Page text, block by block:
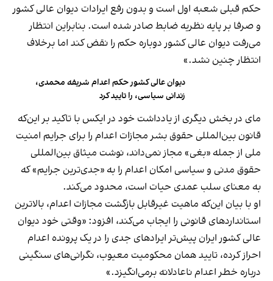
حکم قبلی شعبه اول است و بدون رفع ایرادات دیوان عالی کشور
و صرفا بر پایه نظریه ضابط صادر شده است. بنابراین انتظار
می‌رفت دیوان عالی کشور دوباره حکم را نقض کند اما برخلاف
انتظار چنین نشد.»
دیوان عالی کشور حکم اعدام شریفه محمدی،
زندانی سیاسی، را تایید کرد
مای در بخش دیگری از یادداشت خود در ایکس با تاکید بر این‌که
قانون بین‌المللی حقوق بشر مجازات اعدام را برای جرایم امنیت
ملی از جمله «بغی» مجاز نمی‌داند، نوشت میثاق بین‌المللی
حقوق مدنی و سیاسی امکان اعدام را به «جدی‌ترین جرایم» که
به معنای سلب عمدی حیات است، محدود می‌کند.
او با بیان این‌که ماهیت غیرقابل بازگشت مجازات اعدام، بالاترین
استانداردهای قانونی را ایجاب می‌کند، افزود: «وقتی خود دیوان
عالی کشور ایران پیش‌تر ایرادهای جدی را در یک پرونده اعدام
احراز کرده، تایید همان محکومیت معیوب، نگرانی‌های سنگینی
درباره خطر اعدام ناعادلانه برمی‌انگیزد.»